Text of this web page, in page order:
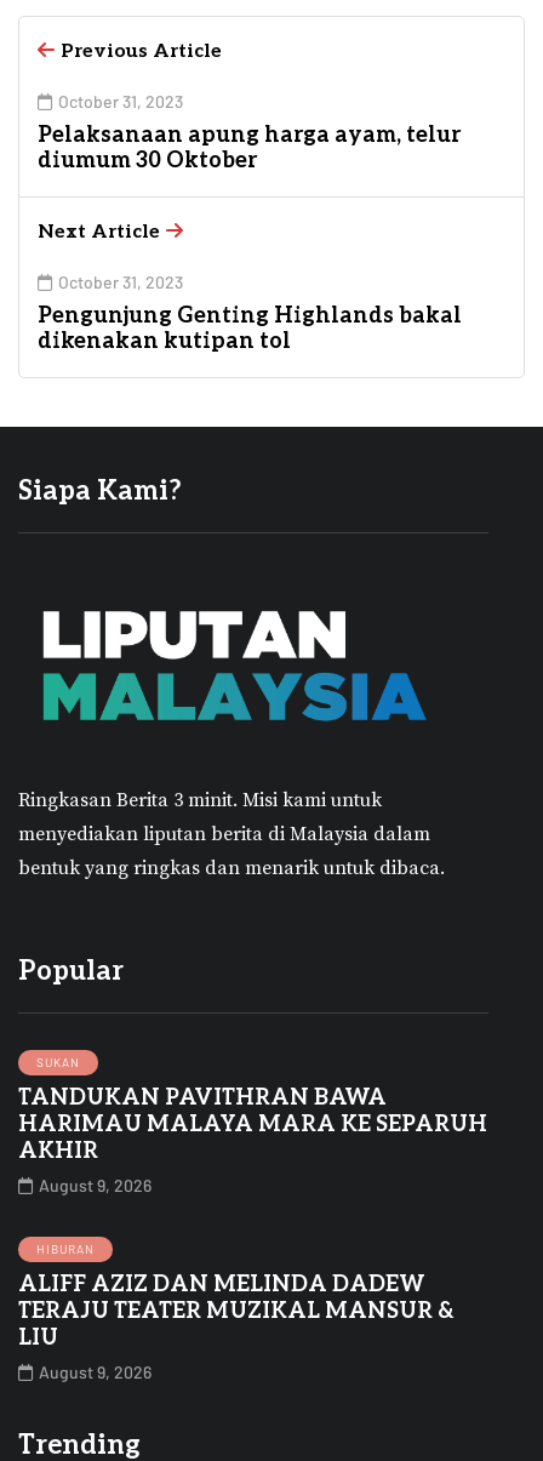
Previous Article
October 31, 2023
Pelaksanaan apung harga ayam, telur
diumum 30 Oktober
Next Article
October 31, 2023
Pengunjung Genting Highlands bakal
dikenakan kutipan tol
Siapa Kami?
Ringkasan Berita 3 minit. Misi kami untuk
menyediakan liputan berita di Malaysia dalam
bentuk yang ringkas dan menarik untuk dibaca.
Popular
SUKAN
TANDUKAN PAVITHRAN BAWA
HARIMAU MALAYA MARA KE SEPARUH
AKHIR
August 9, 2026
HIBURAN
ALIFF AZIZ DAN MELINDA DADEW
TERAJU TEATER MUZIKAL MANSUR &
LIU
August 9, 2026
Trending